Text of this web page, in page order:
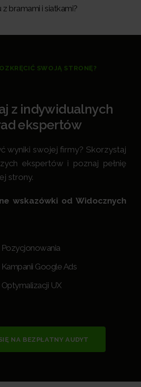
bramami i siatkami?
SWOJĄ STRONĘ?
z indywidualnych
ekspertów
wyniki swojej firmy? Skorzystaj
ekspertów i poznaj pełnię
strony.
wskazówki od Widocznych
Pozycjonowania
Kampanii Google Ads
Optymalizacji UX
NA BEZPŁATNY AUDYT